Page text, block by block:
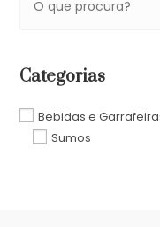
Categorias
Bebidas e
Sumos